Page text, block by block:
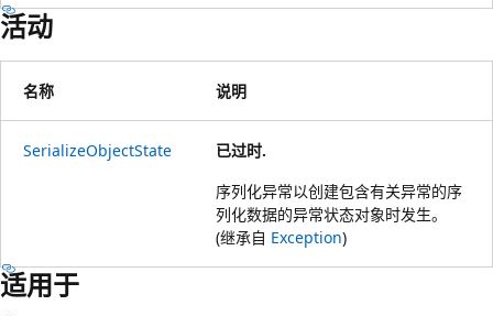
活动
名称 说明
SerializeObjectState
已过时.
序列化异常以创建包含有关异常的序
列化数据的异常状态对象时发生。
(继承自 Exception)
适用于